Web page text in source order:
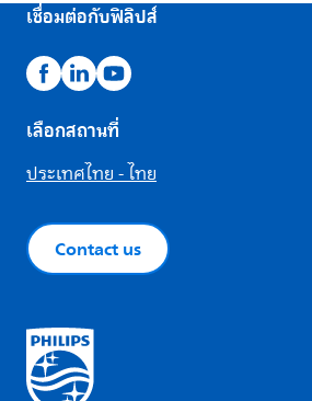
เชื่อมต่อกับฟิลิปส์
เลือกสถานที่
ประเทศไทย - ไทย
Contact us